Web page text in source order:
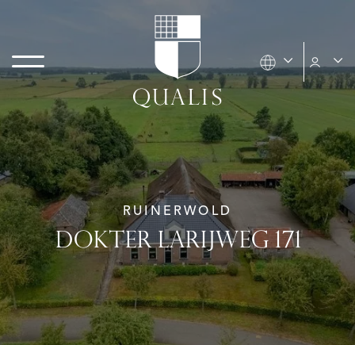
RUINERWOLD
DOKTER LARIJWEG 171